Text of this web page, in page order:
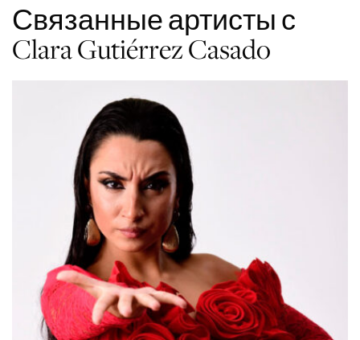
Связанные артисты с
Clara Gutiérrez Casado